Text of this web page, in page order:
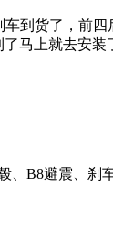
到货了，前四
马上就去安装